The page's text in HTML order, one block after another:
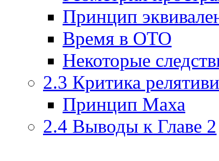
Принцип
Время в ОТО
Некоторые
2.3 Критика
Принцип Маха
2.4 Выводы к Главе 2